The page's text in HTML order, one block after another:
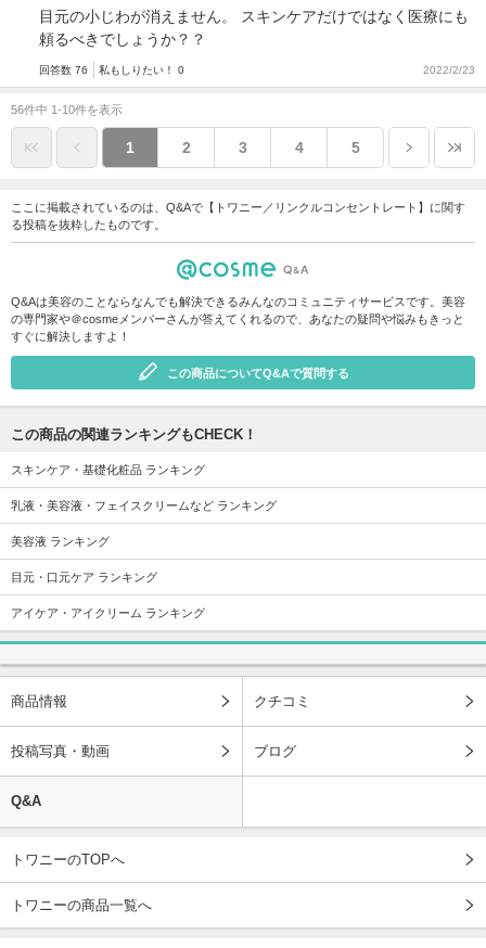
目元の小じわが消えません。 スキンケアだけではなく医療にも
頼るべきでしょうか？？
回答数 76 私もしりたい！ 0 2022/2/23
56件中 1-10件を表示
1 2 3 4 5
ここに掲載されているのは、Q&Aで【トワニー／リンクルコンセントレート】に関す
る投稿を抜粋したものです。
Q&Aは美容のことならなんでも解決できるみんなのコミュニティサービスです。美容
の専門家や＠cosmeメンバーさんが答えてくれるので、あなたの疑問や悩みもきっと
すぐに解決しますよ！
この商品についてQ&Aで質問する
この商品の関連ランキングもCHECK！
スキンケア・基礎化粧品 ランキング
乳液・美容液・フェイスクリームなど ランキング
美容液 ランキング
目元・口元ケア ランキング
アイケア・アイクリーム ランキング
商品情報 クチコミ
投稿写真・動画 ブログ
Q&A
トワニーのTOPへ
トワニーの商品一覧へ